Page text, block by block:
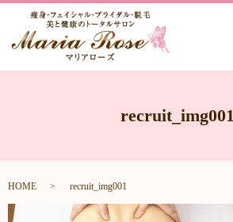
recruit_img001
HOME recruit_img001